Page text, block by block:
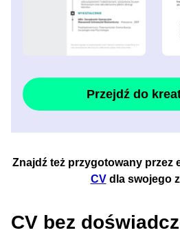
Przejdź do
Znajdź też przygotowany przez
CVdla swojego
CV bez